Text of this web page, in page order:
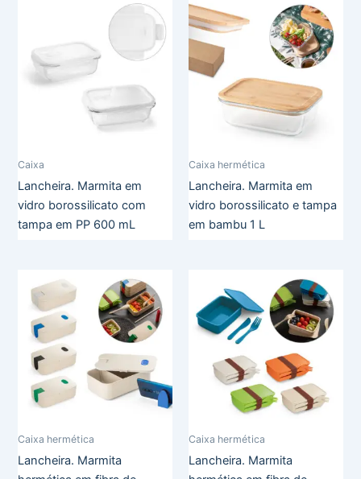
Caixa
Lancheira. Marmita em
vidro borossilicato com
tampa em PP 600 mL
Caixa hermética
Lancheira. Marmita em
vidro borossilicato e tampa
em bambu 1 L
Caixa hermética
Lancheira. Marmita
Caixa hermética
Lancheira. Marmita